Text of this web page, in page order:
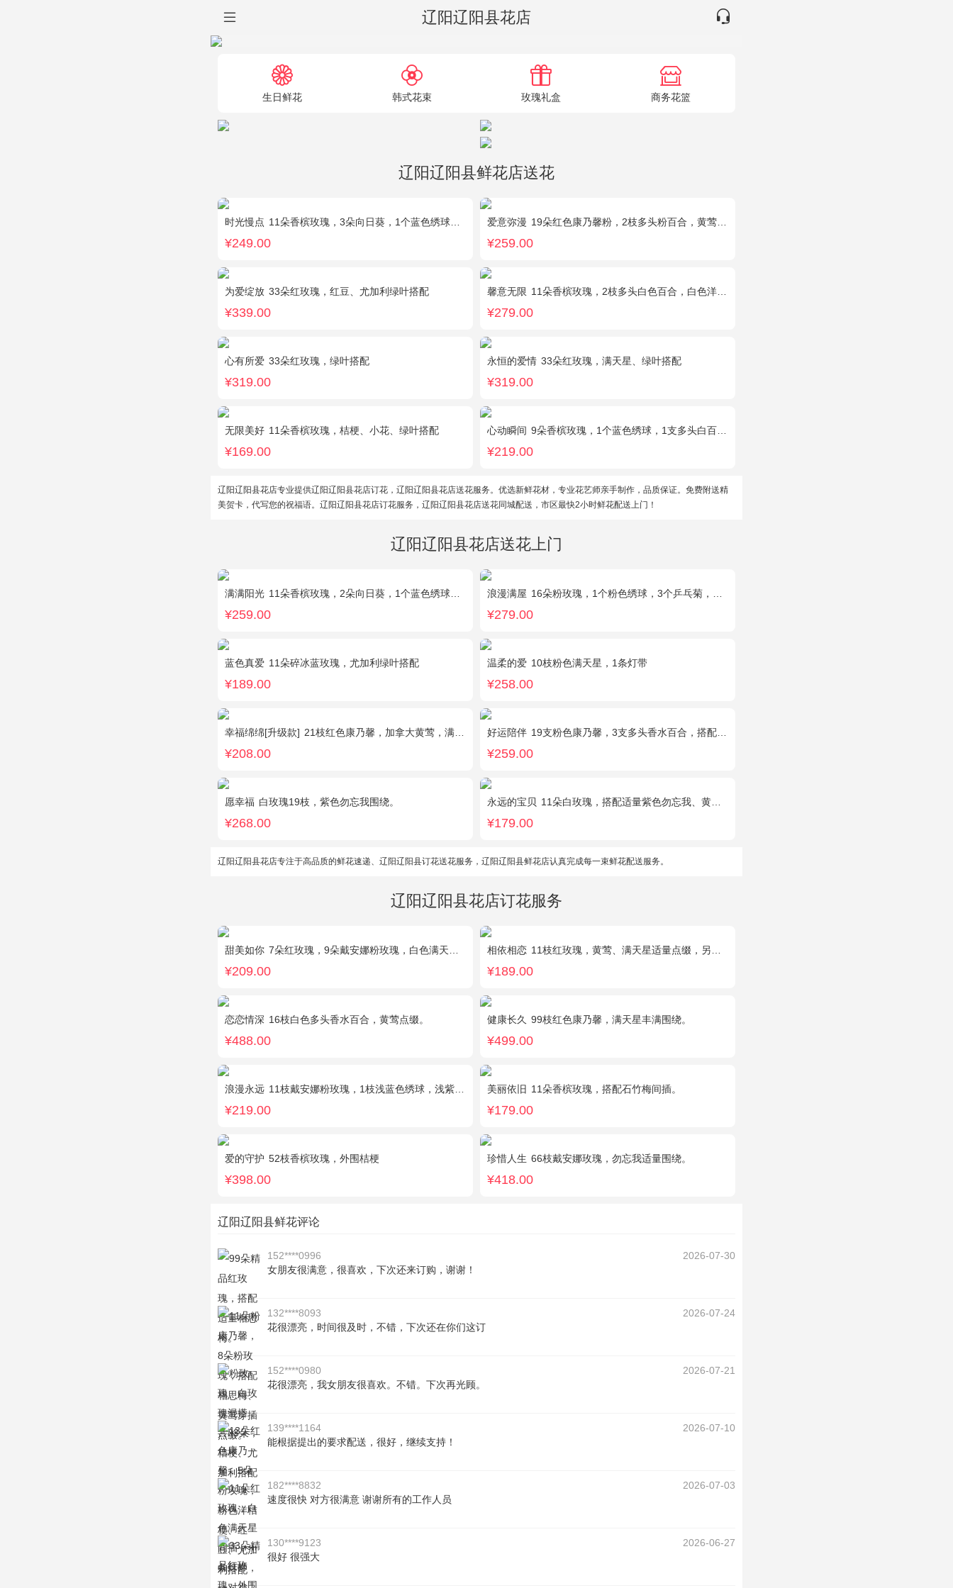
辽阳辽阳县花店
生日鲜花 韩式花束 玫瑰礼盒 商务花篮
辽阳辽阳县鲜花店送花
时光慢点 11朵香槟玫瑰，3朵向日葵，1个蓝色绣球，桔梗、绿叶搭配
¥249.00
爱意弥漫 19朵红色康乃馨粉，2枝多头粉百合，黄莺、石竹梅搭配
¥259.00
为爱绽放 33朵红玫瑰，红豆、尤加利绿叶搭配
¥339.00
馨意无限 11朵香槟玫瑰，2枝多头白色百合，白色洋桔梗、绿叶
¥279.00
心有所爱 33朵红玫瑰，绿叶搭配
¥319.00
永恒的爱情 33朵红玫瑰，满天星、绿叶搭配
¥319.00
无限美好 11朵香槟玫瑰，桔梗、小花、绿叶搭配
¥169.00
心动瞬间 9朵香槟玫瑰，1个蓝色绣球，1支多头白百合，桔梗、绿叶搭配
¥219.00
辽阳辽阳县花店专业提供辽阳辽阳县花店订花，辽阳辽阳县花店送花服务。优选新鲜花材，专业花艺师亲手制作，品质保证。免费附送精
美贺卡，代写您的祝福语。辽阳辽阳县花店订花服务，辽阳辽阳县花店送花同城配送，市区最快2小时鲜花配送上门！
辽阳辽阳县花店送花上门
满满阳光 11朵香槟玫瑰，2朵向日葵，1个蓝色绣球，配花、桔梗、绿叶搭配
¥259.00
浪漫满屋 16朵粉玫瑰，1个粉色绣球，3个乒乓菊，桔梗、绿叶搭配
¥279.00
蓝色真爱 11朵碎冰蓝玫瑰，尤加利绿叶搭配
¥189.00
温柔的爱 10枝粉色满天星，1条灯带
¥258.00
幸福绵绵[升级款] 21枝红色康乃馨，加拿大黄莺，满天星间插丰满
¥208.00
好运陪伴 19支粉色康乃馨，3支多头香水百合，搭配满天星、黄莺装饰。
¥259.00
愿幸福 白玫瑰19枝，紫色勿忘我围绕。
¥268.00
永远的宝贝 11朵白玫瑰，搭配适量紫色勿忘我、黄莺、栀子叶间插。
¥179.00
辽阳辽阳县花店专注于高品质的鲜花速递、辽阳辽阳县订花送花服务，辽阳辽阳县鲜花店认真完成每一束鲜花配送服务。
辽阳辽阳县花店订花服务
甜美如你 7朵红玫瑰，9朵戴安娜粉玫瑰，白色满天星丰满间插，尤加利搭配
¥209.00
相依相恋 11枝红玫瑰，黄莺、满天星适量点缀，另加2只可爱小熊公仔。(小熊以实物为准)
¥189.00
恋恋情深 16枝白色多头香水百合，黄莺点缀。
¥488.00
健康长久 99枝红色康乃馨，满天星丰满围绕。
¥499.00
浪漫永远 11枝戴安娜粉玫瑰，1枝浅蓝色绣球，浅紫洋桔梗、栀子叶搭配
¥219.00
美丽依旧 11朵香槟玫瑰，搭配石竹梅间插。
¥179.00
爱的守护 52枝香槟玫瑰，外围桔梗
¥398.00
珍惜人生 66枝戴安娜玫瑰，勿忘我适量围绕。
¥418.00
辽阳辽阳县鲜花评论
152****0996
2026-07-30
女朋友很满意，很喜欢，下次还来订购，谢谢！
132****8093
2026-07-24
花很漂亮，时间很及时，不错，下次还在你们这订
152****0980
2026-07-21
花很漂亮，我女朋友很喜欢。不错。下次再光顾。
139****1164
2026-07-10
能根据提出的要求配送，很好，继续支持！
182****8832
2026-07-03
速度很快 对方很满意 谢谢所有的工作人员
130****9123
2026-06-27
很好 很强大